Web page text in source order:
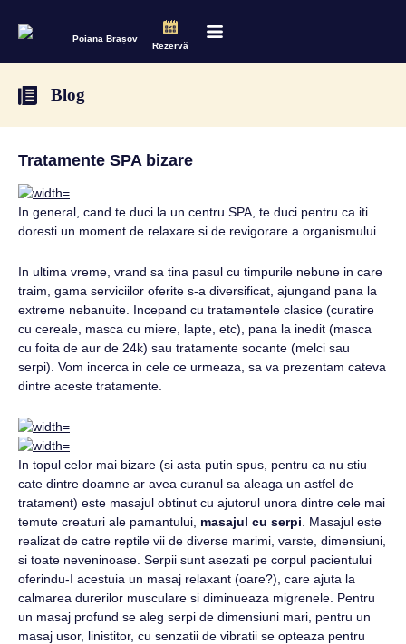
Poiana Brașov
Rezervă
Blog
Tratamente SPA bizare
In general, cand te duci la un centru SPA, te duci pentru ca iti
doresti un moment de relaxare si de revigorare a organismului.
In ultima vreme, vrand sa tina pasul cu timpurile nebune in care
traim, gama serviciilor oferite s-a diversificat, ajungand pana la
extreme nebanuite. Incepand cu tratamentele clasice (curatire
cu cereale, masca cu miere, lapte, etc), pana la inedit (masca
cu foita de aur de 24k) sau tratamente socante (melci sau
serpi). Vom incerca in cele ce urmeaza, sa va prezentam cateva
dintre aceste tratamente.
In topul celor mai bizare (si asta putin spus, pentru ca nu stiu
cate dintre doamne ar avea curanul sa aleaga un astfel de
tratament) este masajul obtinut cu ajutorul unora dintre cele mai
temute creaturi ale pamantului, masajul cu serpi . Masajul este
realizat de catre reptile vii de diverse marimi, varste, dimensiuni,
si toate neveninoase. Serpii sunt asezati pe corpul pacientului
oferindu-I acestuia un masaj relaxant (oare?), care ajuta la
calmarea durerilor musculare si diminueaza migrenele. Pentru
un masaj profund se aleg serpi de dimensiuni mari, pentru un
masaj usor, linistitor, cu senzatii de vibratii se opteaza pentru